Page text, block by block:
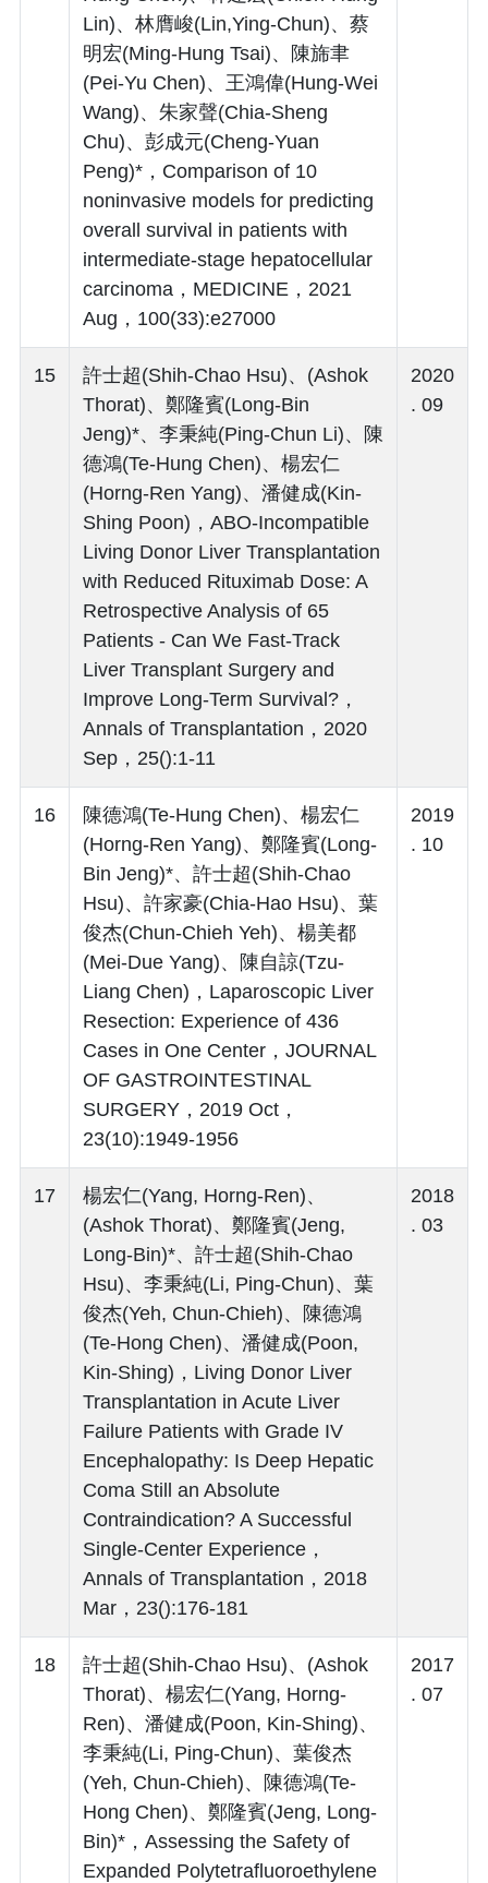
Lin)、林膺峻(Lin,Ying-Chun)、蔡
明宏(Ming-Hung Tsai)、陳旆聿
(Pei-Yu Chen)、王鴻偉(Hung-Wei
Wang)、朱家聲(Chia-Sheng
Chu)、彭成元(Cheng-Yuan
Peng)*，Comparison of 10
noninvasive models for predicting
overall survival in patients with
intermediate-stage hepatocellular
carcinoma，MEDICINE，2021
Aug，100(33):e27000
15
許士超(Shih-Chao Hsu)、(Ashok
Thorat)、鄭隆賓(Long-Bin
Jeng)*、李秉純(Ping-Chun Li)、陳
德鴻(Te-Hung Chen)、楊宏仁
(Horng-Ren Yang)、潘健成(Kin-
Shing Poon)，ABO-Incompatible
Living Donor Liver Transplantation
with Reduced Rituximab Dose: A
Retrospective Analysis of 65
Patients - Can We Fast-Track
Liver Transplant Surgery and
Improve Long-Term Survival?，
Annals of Transplantation，2020
Sep，25():1-11
2020
. 09
16
陳德鴻(Te-Hung Chen)、楊宏仁
(Horng-Ren Yang)、鄭隆賓(Long-
Bin Jeng)*、許士超(Shih-Chao
Hsu)、許家豪(Chia-Hao Hsu)、葉
俊杰(Chun-Chieh Yeh)、楊美都
(Mei-Due Yang)、陳自諒(Tzu-
Liang Chen)，Laparoscopic Liver
Resection: Experience of 436
Cases in One Center，JOURNAL
OF GASTROINTESTINAL
SURGERY，2019 Oct，
23(10):1949-1956
2019
. 10
17
楊宏仁(Yang, Horng-Ren)、
(Ashok Thorat)、鄭隆賓(Jeng,
Long-Bin)*、許士超(Shih-Chao
Hsu)、李秉純(Li, Ping-Chun)、葉
俊杰(Yeh, Chun-Chieh)、陳德鴻
(Te-Hong Chen)、潘健成(Poon,
Kin-Shing)，Living Donor Liver
Transplantation in Acute Liver
Failure Patients with Grade IV
Encephalopathy: Is Deep Hepatic
Coma Still an Absolute
Contraindication? A Successful
Single-Center Experience，
Annals of Transplantation，2018
Mar，23():176-181
2018
. 03
18
許士超(Shih-Chao Hsu)、(Ashok
Thorat)、楊宏仁(Yang, Horng-
Ren)、潘健成(Poon, Kin-Shing)、
李秉純(Li, Ping-Chun)、葉俊杰
(Yeh, Chun-Chieh)、陳德鴻(Te-
Hong Chen)、鄭隆賓(Jeng, Long-
Bin)*，Assessing the Safety of
Expanded Polytetrafluoroethylene
2017
. 07